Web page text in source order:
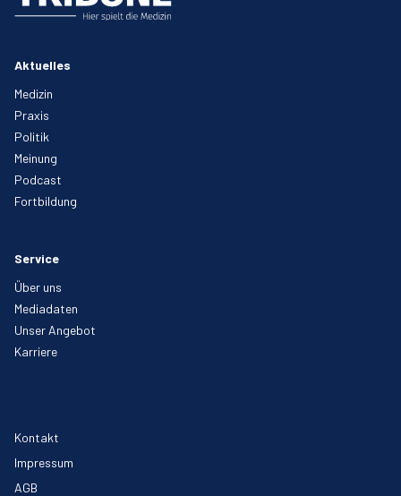
Aktuelles
Medizin
Praxis
Politik
Meinung
Podcast
Fortbildung
Service
Über uns
Mediadaten
Unser Angebot
Karriere
Kontakt
Impressum
AGB